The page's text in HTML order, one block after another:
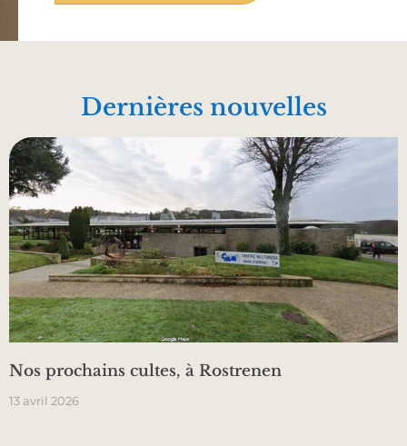
Dernières nouvelles
Nos prochains cultes, à Rostrenen
13 avril 2026